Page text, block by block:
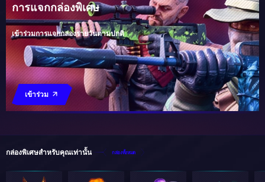
การแจกกล่องพิเศษ
เข้าร่วมการแจกกล่องรายวันตามปกติ
เข้าร่วม
กล่องพิเศษสำหรับคุณเท่านั้น กล่องทั้งหมด